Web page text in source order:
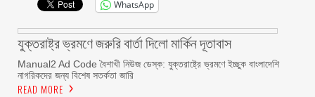
WhatsApp
যুক্তরাষ্ট্র ভ্রমণে জরুরি বার্তা দিলো মার্কিন দূতাবাস
Manual2 Ad Code বৈশাখী নিউজ ডেস্ক: যুক্তরাষ্ট্রে ভ্রমণে ইচ্ছুক বাংলাদেশি
নাগরিকদের জন্য বিশেষ সতর্কতা জারি
READ MORE